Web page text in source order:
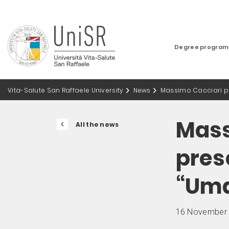
Degree
Vita-Salute San Raffaele University News Massimo Cacciari
All the news
16 November